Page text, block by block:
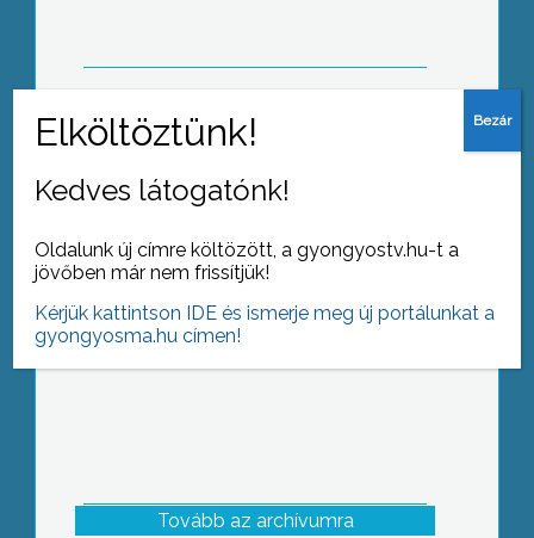
Általános Iskolában
Tovább az archívumra
Kedves látogatónk!
Oldalunk új címre költözött, a gyongyostv.hu-t a
jövőben már nem frissítjük!
Kérjük kattintson IDE és ismerje meg új portálunkat a
gyongyosma.hu címen!